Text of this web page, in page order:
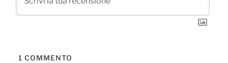
1 COMMENTO